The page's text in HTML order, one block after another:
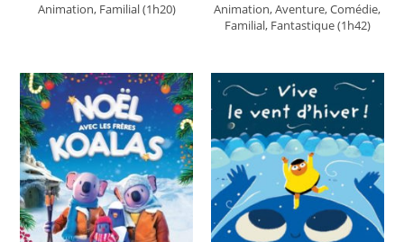
Animation, Familial(1h20)
Animation, Aventure, Comédie,
Familial, Fantastique(1h42)